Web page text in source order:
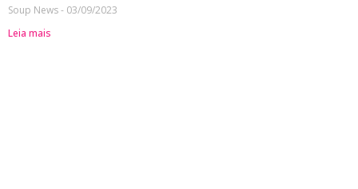
Soup News
03/09/2023
Leia mais